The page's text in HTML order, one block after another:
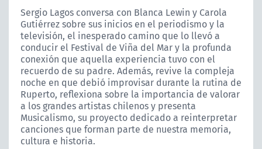
CORPORATIVO Y TRANSPARENCIA
CANAL DE DENUNCIAS
ÁREA DE PROYECTOS
Sergio Lagos conversa con Blanca Lewin y Carola
Gutiérrez sobre sus inicios en el periodismo y la
televisión, el inesperado camino que lo llevó a
conducir el Festival de Viña del Mar y la profunda
conexión que aquella experiencia tuvo con el
recuerdo de su padre. Además, revive la compleja
noche en que debió improvisar durante la rutina de
Ruperto, reflexiona sobre la importancia de valorar
a los grandes artistas chilenos y presenta
Musicalismo, su proyecto dedicado a reinterpretar
canciones que forman parte de nuestra memoria,
cultura e historia.